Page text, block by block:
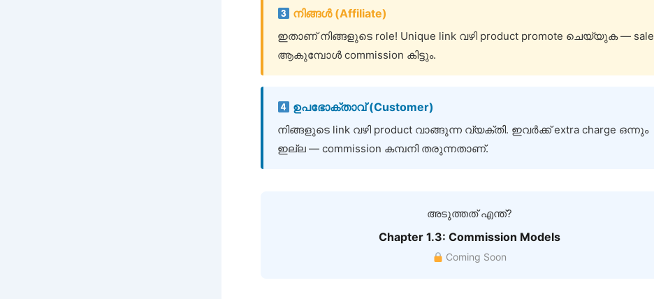
നിങ്ങൾ (Affiliate)
ഇതാണ് നിങ്ങളുടെ role! Unique link വഴി product promote ചെയ്യുക — sale
ആകുമ്പോൾ commission കിട്ടും.
ഉപഭോക്താവ് (Customer)
നിങ്ങളുടെ link വഴി product വാങ്ങുന്ന വ്യക്തി. ഇവർക്ക് extra charge ഒന്നും
ഇല്ല — commission കമ്പനി തരുന്നതാണ്.
അടുത്തത് എന്ത്?
Chapter 1.3: Commission Models
Coming Soon